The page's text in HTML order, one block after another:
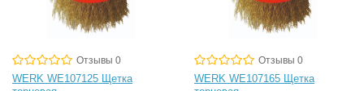
Отзывы 0
WERK WE107125 Щетка
Отзывы 0
WERK WE107165 Щетка